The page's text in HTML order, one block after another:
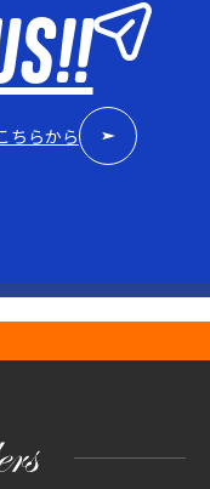
ちらから